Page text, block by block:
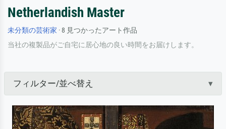
Netherlandish Master
未分類の芸術家 · 8 見つかったアート作品
当社の複製品がご自宅に居心地の良い時間をお届けします。
フィルター/並べ替え